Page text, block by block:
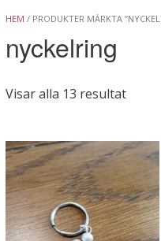
HEM / PRODUKTER MÄRKTA
nyckelring
Visar alla 13 resultatSortera